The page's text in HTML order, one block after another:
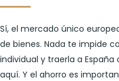
Sí, el mercado único
de bienes. Nada te impide
individual y traerla a
aquí. Y el ahorro es